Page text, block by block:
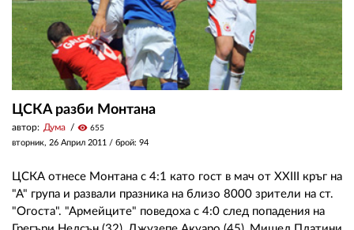
ЦСКА разби Монтана
автор: Дума visibility 655
вторник, 26 Април 2011 / брой: 94
ЦСКА отнесе Монтана с 4:1 като гост в мач от XXIII кръг на
"А" група и развали празника на близо 8000 зрители на ст.
"Огоста". "Армейците" поведоха с 4:0 след попадения на